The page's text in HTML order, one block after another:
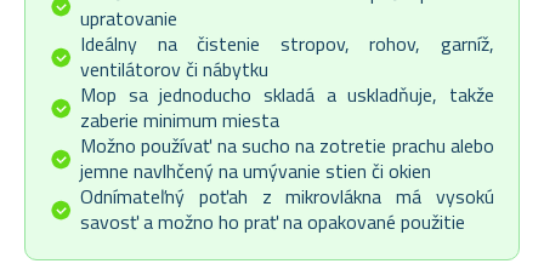
upratovanie
Ideálny na čistenie stropov, rohov, garníž,
ventilátorov či nábytku
Mop sa jednoducho skladá a uskladňuje, takže
zaberie minimum miesta
Možno používať na sucho na zotretie prachu alebo
jemne navlhčený na umývanie stien či okien
Odnímateľný poťah z mikrovlákna má vysokú
savosť a možno ho prať na opakované použitie